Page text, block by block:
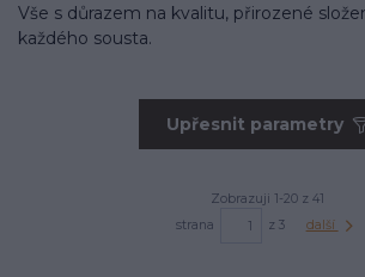
Vše s důrazem na kvalitu, přirozené
každého sousta.
Upřesnit parametry
Zobrazuji 1-20 z 41
strana
z 3 další